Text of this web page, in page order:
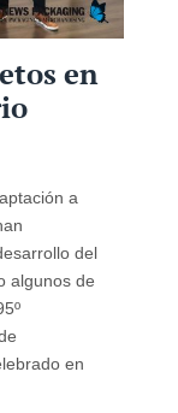
en
a
del
algunos de
en